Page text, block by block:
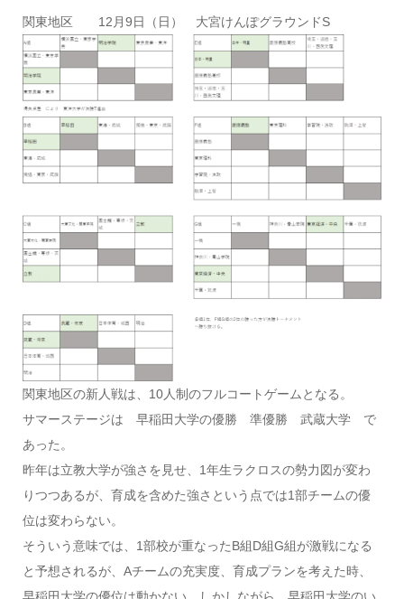
関東地区 12月9日（日） 大宮けんぽグラウンドS
関東地区の新人戦は、10人制のフルコートゲームとなる。
サマーステージは 早稲田大学の優勝 準優勝 武蔵大学 で
あった。
昨年は立教大学が強さを見せ、1年生ラクロスの勢力図が変わ
りつつあるが、育成を含めた強さという点では1部チームの優
位は変わらない。
そういう意味では、1部校が重なったB組D組G組が激戦になる
と予想されるが、Aチームの充実度、育成プランを考えた時、